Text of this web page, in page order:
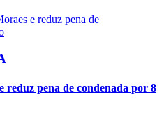
reduz pena de condenada por 8